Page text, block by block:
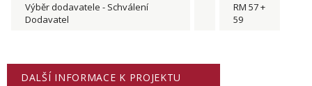
Výběr dodavatele - Schválení
Dodavatel
RM 57 +
59
DALŠÍ INFORMACE K PROJEKTU